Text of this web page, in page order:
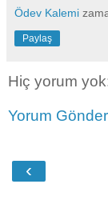
Ödev Kalemi
Paylaş
Hiç yorum
Yorum Gönder
‹